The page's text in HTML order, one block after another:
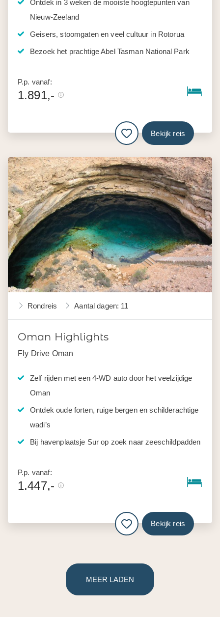
Ontdek in 3 weken de mooiste hoogtepunten van
Nieuw-Zeeland
Geisers, stoomgaten en veel cultuur in Rotorua
Bezoek het prachtige Abel Tasman National Park
P.p. vanaf:
1.891,-
Bekijk reis
Rondreis Aantal dagen: 11
Oman Highlights
Fly Drive Oman
Zelf rijden met een 4-WD auto door het veelzijdige
Oman
Ontdek oude forten, ruige bergen en schilderachtige
wadi’s
Bij havenplaatsje Sur op zoek naar zeeschildpadden
P.p. vanaf:
1.447,-
Bekijk reis
MEER LADEN